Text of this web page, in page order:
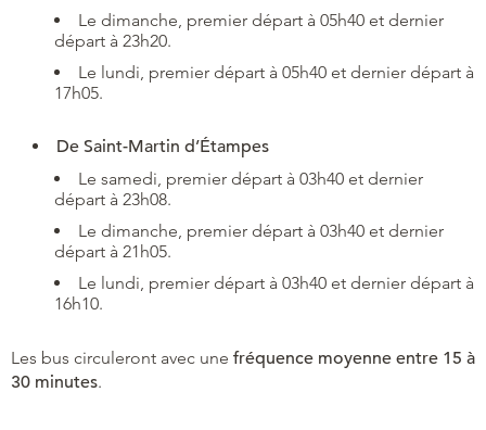
Le dimanche, premier départ à 05h40 et dernier
départ à 23h20.
Le lundi, premier départ à 05h40 et dernier départ à
17h05.
De Saint-Martin d’Étampes
Le samedi, premier départ à 03h40 et dernier
départ à 23h08.
Le dimanche, premier départ à 03h40 et dernier
départ à 21h05.
Le lundi, premier départ à 03h40 et dernier départ à
16h10.
Les bus circuleront avec une fréquence moyenne entre 15 à
30 minutes.